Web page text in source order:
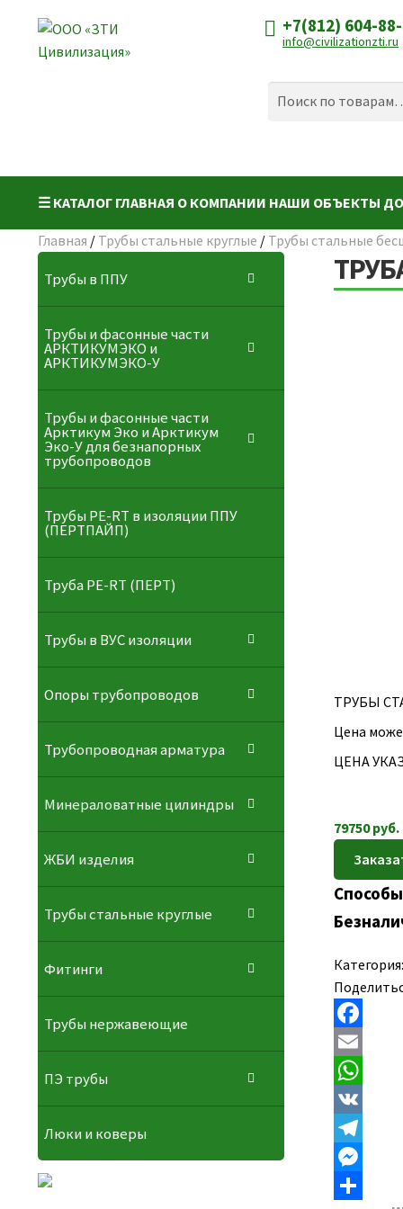
Перейти
к
Перейти
к
+7(812) 604-
info@civilizationzti.ru
☰ КАТАЛОГ ГЛАВНАЯ О КОМПАНИИ НАШИ ОБЪЕКТЫ
Главная / Трубы стальные круглые / Трубы стальные
ТРУБЫ
Цена
ЦЕНА
79750руб.
Категория:
F
a
c
e
b
o
E
m
a
W
h
a
V
K
T
eM
Трубы в ППУ
Трубы и фасонные части
АРКТИКУМЭКО и
АРКТИКУМЭКО-У
Трубы и фасонные части
Арктикум Эко и Арктикум
Эко-У для безнапорных
трубопроводов
Трубы PE-RT в изоляции ППУ
(ПЕРТПАЙП)
⁠Трубa PE-RT (ПЕРТ)
Трубы в ВУС изоляции
Опоры трубопроводов
Трубопроводная арматура
Минераловатные цилиндры
ЖБИ изделия
Трубы стальные круглые
Фитинги
Трубы нержавеющие
ПЭ трубы
Люки и коверы